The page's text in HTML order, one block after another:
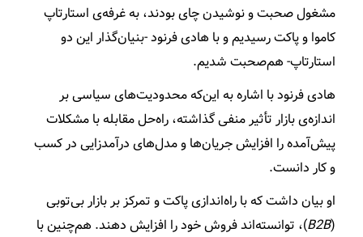
مشغول صحبت و نوشیدن چای بودند، به غرفه‌ی استارتاپ‌
کاموا و پاکت رسیدیم و با هادی فرنود -بنیان‌گذار این دو
استارتاپ- هم‌صحبت شدیم.
هادی فرنود با اشاره به این‌که محدودیت‌های سیاسی بر
اندازه‌ی بازار تأثیر منفی گذاشته، راه‌حل مقابله با مشکلات
پیش‌آمده را افزایش جریان‌ها و مدل‌های درآمدزایی در کسب
و کار دانست.
او بیان داشت که با راه‌اندازی پاکت و تمرکز بر بازار بی‌تو‌بی
(
B2B)، توانسته‌اند فروش خود را افزایش دهند. هم‌چنین با